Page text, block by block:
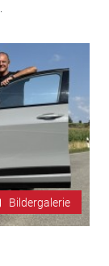
Bildergalerie